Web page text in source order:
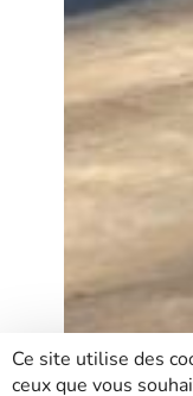
Ce site utilise des
ceux que vous